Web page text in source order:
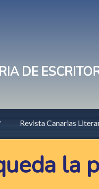
DE
Revista Canarias
la